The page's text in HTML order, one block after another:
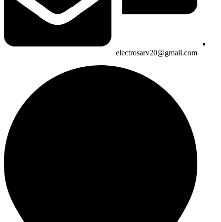
electrosarv20@gmail.com